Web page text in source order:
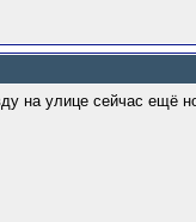
на улице сейчас ещё